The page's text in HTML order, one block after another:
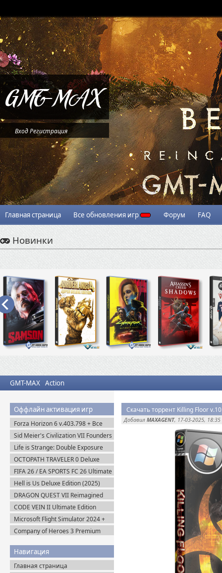
ВходРегистрация
Главная страница Все обновления игр Форум FAQ
Новинки
GMT-MAX Action
Оффлайн активация игр
Forza Horizon 6 v.403.798 + Все
DLC (2026) Пиратка
Sid Meier's Civilization VII Founders
Edition (2025) Steam-Rip
Life is Strange: Double Exposure
(2024) Пиратка
OCTOPATH TRAVELER 0 Deluxe
Edition v.1.0.8 (2025) Portable
FIFA 26 / EA SPORTS FC 26 Ultimate
Edition (2025) EA-Rip
Hell is Us Deluxe Edition (2025)
Пиратка
DRAGON QUEST VII Reimagined
v.1.1.1.0 + Все DLC (2026) Пиратка
CODE VEIN II Ultimate Edition
(2026) Steam-Rip
Microsoft Flight Simulator 2024 +
DLC (2024) Пиратка
Company of Heroes 3 Premium
Навигация
Главная страница
Скачать торрент Killing Floor
Добавил MAXAGENT, 17-03-2025, 18:35